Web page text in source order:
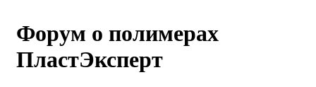
Форум о полимерах
ПластЭксперт